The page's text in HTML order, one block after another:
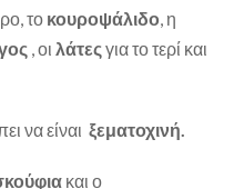
το κουροψάλιδο, η
, οι λάτες για το τερί και
να είναιξεματοχινή.
και ο